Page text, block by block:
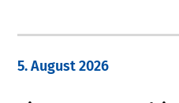
5. August 2026